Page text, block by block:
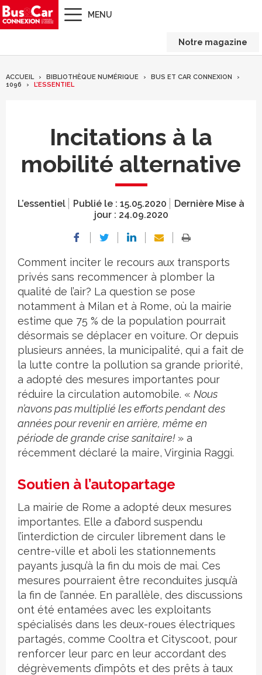
MENU
Notre magazine
ACCUEIL BIBLIOTHÈQUE NUMÉRIQUE
BUS ET CAR CONNEXION
1096
L’ESSENTIEL
Incitations à la
mobilité alternative
L’essentiel Publié le : 15.05.2020
Dernière Mise à
jour : 24.09.2020
Comment inciter le recours aux transports
privés sans recommencer à plomber la
qualité de l’air? La question se pose
notamment à Milan et à Rome, où la mairie
estime que 75 % de la population pourrait
désormais se déplacer en voiture. Or depuis
plusieurs années, la municipalité, qui a fait de
la lutte contre la pollution sa grande priorité,
a adopté des mesures importantes pour
réduire la circulation automobile. « Nous
n’avons pas multiplié les efforts pendant des
années pour revenir en arrière, même en
période de grande crise sanitaire!» a
récemment déclaré la maire, Virginia Raggi.
Soutien à l’autopartage
La mairie de Rome a adopté deux mesures
importantes. Elle a d’abord suspendu
l’interdiction de circuler librement dans le
centre-ville et aboli les stationnements
payants jusqu’à la fin du mois de mai. Ces
mesures pourraient être reconduites jusqu’à
la fin de l’année. En parallèle, des discussions
ont été entamées avec les exploitants
spécialisés dans les deux-roues électriques
partagés, comme Cooltra et Cityscoot, pour
renforcer leur parc en leur accordant des
dégrèvements d’impôts et des prêts à taux